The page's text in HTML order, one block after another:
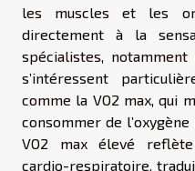
les muscles et les
directement à la
spécialistes,
s’intéressent
comme la VO2 max, qui
consommer de
VO2 max élevé
cardio-respiratoire,